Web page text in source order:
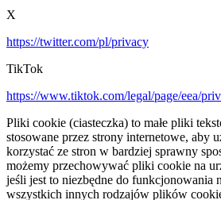
X
https://twitter.com/pl/privacy
TikTok
https://www.tiktok.com/legal/page/eea/
Pliki cookie (ciasteczka) to małe pliki
stosowane przez strony internetowe, aby
korzystać ze stron w bardziej sprawny
możemy przechowywać pliki cookie na
jeśli jest to niezbędne do funkcjonowania
wszystkich innych rodzajów plików